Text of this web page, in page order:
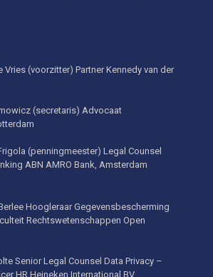
Vries (voorzitter) Partner Kennedy van der
(secretaris) Advocaat
(penningmeester) Legal Counsel
ABN AMRO Bank, Amsterdam
Hoogleraar Gegevensbescherming
Rechtswetenschappen Open
Senior Legal Counsel Data Privacy –
HR Heineken International BV